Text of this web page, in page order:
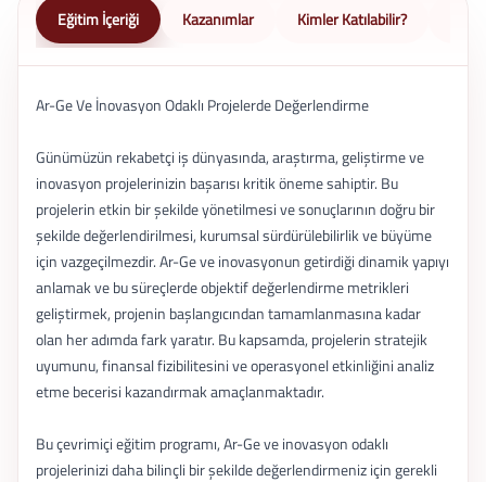
Eğitim İçeriği Kazanımlar Kimler Katılabilir?
Ar-Ge Ve İnovasyon Odaklı Projelerde Değerlendirme
Günümüzün rekabetçi iş dünyasında, araştırma, geliştirme ve
inovasyon projelerinizin başarısı kritik öneme sahiptir. Bu
projelerin etkin bir şekilde yönetilmesi ve sonuçlarının doğru bir
şekilde değerlendirilmesi, kurumsal sürdürülebilirlik ve büyüme
için vazgeçilmezdir. Ar-Ge ve inovasyonun getirdiği dinamik yapıyı
anlamak ve bu süreçlerde objektif değerlendirme metrikleri
geliştirmek, projenin başlangıcından tamamlanmasına kadar
olan her adımda fark yaratır. Bu kapsamda, projelerin stratejik
uyumunu, finansal fizibilitesini ve operasyonel etkinliğini analiz
etme becerisi kazandırmak amaçlanmaktadır.
Bu çevrimiçi eğitim programı, Ar-Ge ve inovasyon odaklı
projelerinizi daha bilinçli bir şekilde değerlendirmeniz için gerekli